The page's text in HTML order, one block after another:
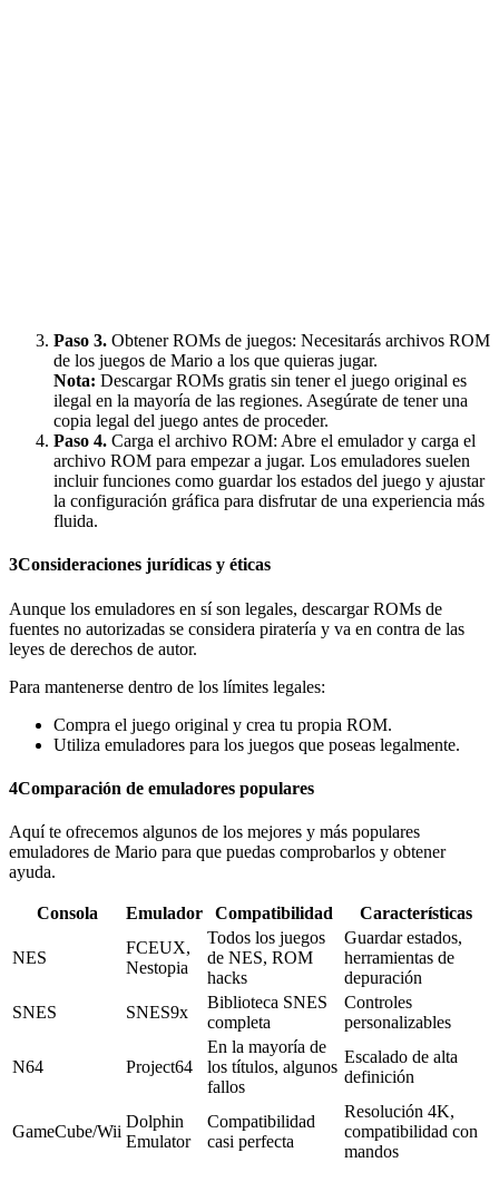
Paso 3. Obtener ROMs de juegos: Necesitarás archivos ROM
de los juegos de Mario a los que quieras jugar.
Nota: Descargar ROMs gratis sin tener el juego original es
ilegal en la mayoría de las regiones. Asegúrate de tener una
copia legal del juego antes de proceder.
Paso 4. Carga el archivo ROM: Abre el emulador y carga el
archivo ROM para empezar a jugar. Los emuladores suelen
incluir funciones como guardar los estados del juego y ajustar
la configuración gráfica para disfrutar de una experiencia más
fluida.
3Consideraciones jurídicas y éticas
Aunque los emuladores en sí son legales, descargar ROMs de
fuentes no autorizadas se considera piratería y va en contra de las
leyes de derechos de autor.
Para mantenerse dentro de los límites legales:
Compra el juego original y crea tu propia ROM.
Utiliza emuladores para los juegos que poseas legalmente.
4Comparación de emuladores populares
Aquí te ofrecemos algunos de los mejores y más populares
emuladores de Mario para que puedas comprobarlos y obtener
ayuda.
Consola Emulador Compatibilidad Características
NES
FCEUX,
Nestopia
Todos los juegos
de NES, ROM
hacks
Guardar estados,
herramientas de
depuración
SNES
SNES9x
Biblioteca SNES
completa
Controles
personalizables
N64 Project64
En la mayoría de
los títulos, algunos
fallos
Escalado de alta
definición
GameCube/Wii
Dolphin
Emulator
Compatibilidad
casi perfecta
Resolución 4K,
compatibilidad con
mandos